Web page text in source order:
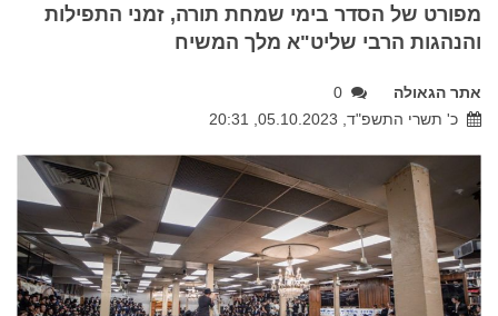
מפורט של הסדר בימי שמחת תורה, זמני התפילות
והנהגות הרבי שליט"א מלך המשיח
אתר הגאולה
0
כ' תשרי התשפ"ד, 05.10.2023, 20:31